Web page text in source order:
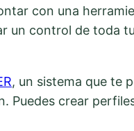
con una
un control de toda
, un sistema que te
Puedes crear